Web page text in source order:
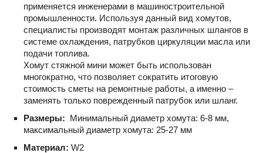
применяется инженерами в машиностроительной
промышленности. Используя данный вид хомутов,
специалисты производят монтаж различных шлангов в
системе охлаждения, патрубков циркуляции масла или
подачи топлива.
Хомут стяжной мини может быть использован
многократно, что позволяет сократить итоговую
стоимость сметы на ремонтные работы, а именно –
заменять только поврежденный патрубок или шланг.
Размеры: Минимальный диаметр хомута: 6-8 мм,
максимальный диаметр хомута: 25-27 мм
Материал: W2